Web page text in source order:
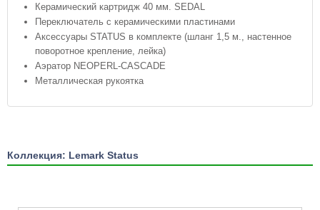
Керамический картридж 40 мм. SEDAL
Переключатель с керамическими пластинами
Аксессуары STATUS в комплекте (шланг 1,5 м., настенное
поворотное крепление, лейка)
Аэратор NEOPERL-CASCADE
Металлическая рукоятка
Коллекция: Lemark Status